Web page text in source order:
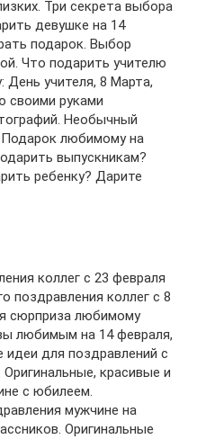
Три секрета выбора
девушке на 14
подарок. Выбор
Что подарить учителю
День учителя, 8 Марта,
своими руками
Необычный
любимому на
выпускникам?
ребенку? Дарите
коллег с 23 февраля
поздравления коллег с 8
сюрприза любимому
любимым на 14 февраля,
идеи для поздравлений с
красивые и
с юбилеем.
мужчине на
Оригинальные